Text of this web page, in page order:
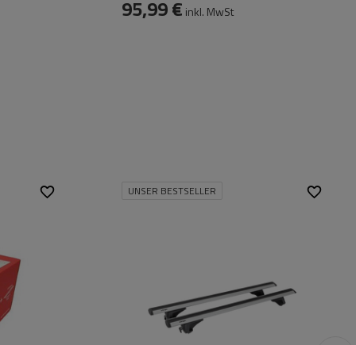
95,99 € inkl. MwSt
UNSER BESTSELLER